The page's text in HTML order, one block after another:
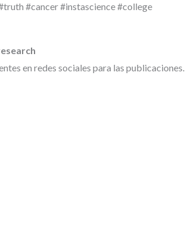
#cancer #instascience #college
en redes sociales para las publicaciones.